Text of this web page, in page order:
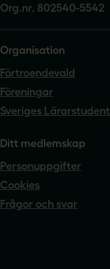
Org.nr. 802540-5542
Organisation
Förtroendevald
Föreningar
Sveriges
Ditt medlemskap
Personuppgifter
Cookies
Frågor och svar